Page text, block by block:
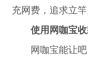
充网费，追求立
使用网咖宝收
网咖宝能让吧